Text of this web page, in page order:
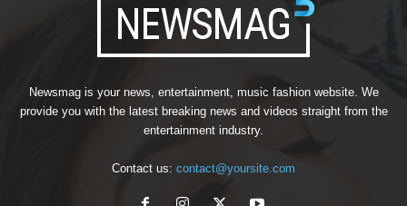
Newsmag is your news, entertainment, music fashion website. We
provide you with the latest breaking news and videos straight from the
entertainment industry.
Contact us: contact@yoursite.com